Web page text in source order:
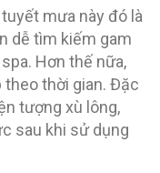
mưa này đó là
dễ tìm kiếm gam
Hơn thế nữa,
thời gian. Đặc
tượng xù lông,
sau khi sử dụng